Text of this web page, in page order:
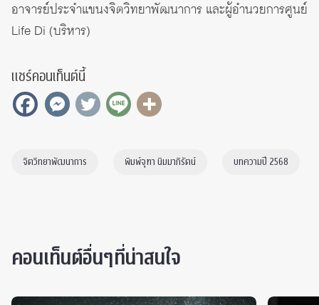
อาจารย์ประจำแขนงจิตวิทยาพัฒนาการ และผู้อำนวยการศูนย์
Life Di (บริหาร)
แชร์คอนเท็นต์นี้
จิตวิทยาพัฒนาการ พิมพ์จุฑา นิมมาภิรัตน์ บทความปี 2568
คอนเท็นต์อื่นๆที่น่าสนใจ